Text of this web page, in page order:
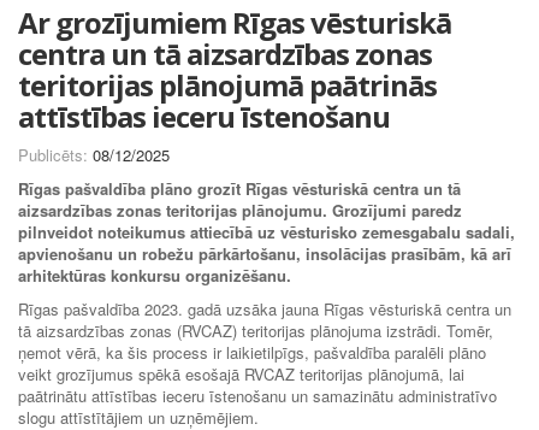
Ar grozījumiem Rīgas vēsturiskā
centra un tā aizsardzības zonas
teritorijas plānojumā paātrinās
attīstības ieceru īstenošanu
Publicēts: 08/12/2025
Rīgas pašvaldība plāno grozīt Rīgas vēsturiskā centra un tā
aizsardzības zonas teritorijas plānojumu. Grozījumi paredz
pilnveidot noteikumus attiecībā uz vēsturisko zemesgabalu sadali,
apvienošanu un robežu pārkārtošanu, insolācijas prasībām, kā arī
arhitektūras konkursu organizēšanu.
Rīgas pašvaldība 2023. gadā uzsāka jauna Rīgas vēsturiskā centra un
tā aizsardzības zonas (RVCAZ) teritorijas plānojuma izstrādi. Tomēr,
ņemot vērā, ka šis process ir laikietilpīgs, pašvaldība paralēli plāno
veikt grozījumus spēkā esošajā RVCAZ teritorijas plānojumā, lai
paātrinātu attīstības ieceru īstenošanu un samazinātu administratīvo
slogu attīstītājiem un uzņēmējiem.